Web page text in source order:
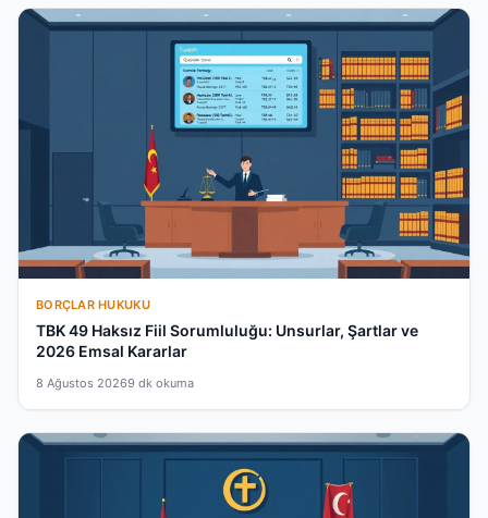
BORÇLAR HUKUKU
TBK 49 Haksız Fiil Sorumluluğu: Unsurlar, Şartlar ve
2026 Emsal Kararlar
8 Ağustos 20269 dk okuma